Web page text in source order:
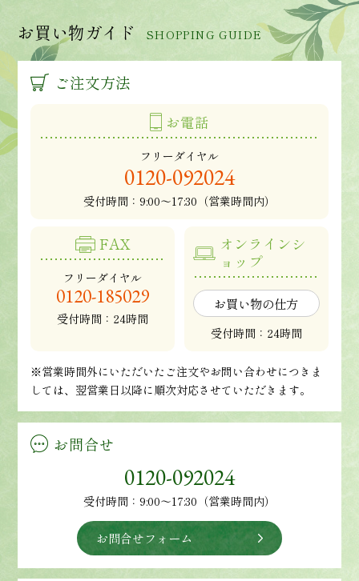
お買い物ガイド SHOPPING GUIDE
ご注文方法
お電話
フリーダイヤル
0120-092024
受付時間： 9:00～17:30（営業時間内）
FAX
フリーダイヤル
0120-185029
受付時間：24時間
オンラインシ
ョップ
お買い物の仕方
受付時間：24時間
※営業時間外にいただいたご注文やお問い合わせにつきま
しては、翌営業日以降に順次対応させていただきます。
お問合せ
0120-092024
受付時間：9:00～17:30（営業時間内）
お問合せフォーム